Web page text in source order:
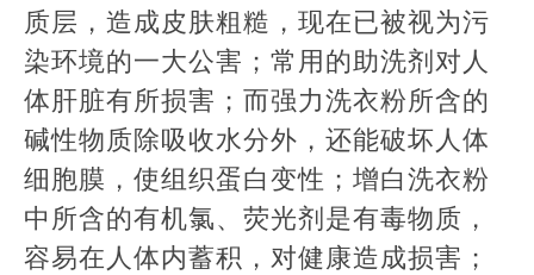
质层，造成皮肤粗糙，现在已被视为污
染环境的一大公害；常用的助洗剂对人
体肝脏有所损害；而强力洗衣粉所含的
碱性物质除吸收水分外，还能破坏人体
细胞膜，使组织蛋白变性；增白洗衣粉
中所含的有机氯、荧光剂是有毒物质，
容易在人体内蓄积，对健康造成损害；